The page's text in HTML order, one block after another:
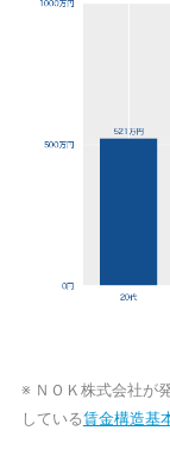
※ ＮＯＫ株式会社が
している賃金構造基